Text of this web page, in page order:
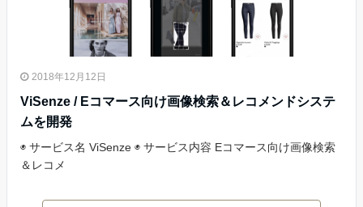
2018年12月12日
ViSenze / Eコマース向け画像検索＆レコメンドシステ
ムを開発
◉ サービス名 ViSenze ◉ サービス内容 Eコマース向け画像検索
＆レコメ